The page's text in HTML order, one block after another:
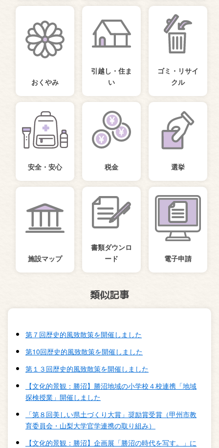
おくやみ
引越し・住ま
い
ゴミ・リサイ
クル
安全・安心 税金 選挙
施設マップ
書類ダウンロ
ード
電子申請
類似記事
第７回歴史的風致散策を開催しました
第10回歴史的風致散策を開催しました
第１３回歴史的風致散策を開催しました
【文化的景観：勝沼】勝沼地域の小学校４校連携「地域
探検授業」開催しました
「第８回美しい県土づくり大賞」奨励賞受賞（甲州市教
育委員会・山梨大学官学連携の取り組み）
【文化的景観：勝沼】企画展「勝沼の時代を写す。」に